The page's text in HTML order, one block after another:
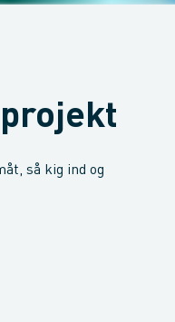
så kig ind og